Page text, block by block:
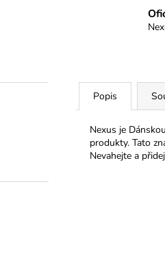
Popis
Nexus je
produkty. Tato
Nevahejte a